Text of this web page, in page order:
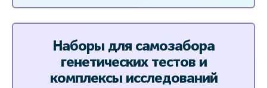
Наборы для самозабора
генетических тестов и
комплексы исследований